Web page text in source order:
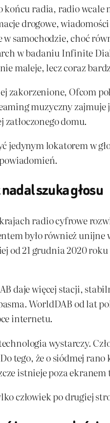
radia, radio
drogowe,
samochodzie, choć
w badaniu Infinite
maleje, lecz coraz
Ofcom
muzyczny zajmuje
domu.
jedynym lokatorem w
szuka głosu
radio cyfrowe
było również
od 21 grudnia 2020
daje więcej stacji,
WorldDAB od lat
internetu.
wystarczy.
tego, że o siódmej
istnieje poza
człowiek po drugiej